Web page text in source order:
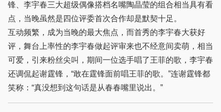
锋、李宇春三大超级偶像搭档名嘴陶晶莹的组合相当具有看
点，当晚虽然是四位评委首次合作却是默契十足。
互动频繁，成为当晚的最大焦点，而首秀的李宇春大获好
评，舞台上率性的李宇春做起评审来也不经意间卖萌，相当
可爱，引来粉丝尖叫，期间一位选手唱了王菲的歌，李宇春
还调侃起谢霆锋，“敢在霆锋面前唱王菲的歌。”连谢霆锋都
笑称：“真没想到这句话是从春春嘴里说出。”